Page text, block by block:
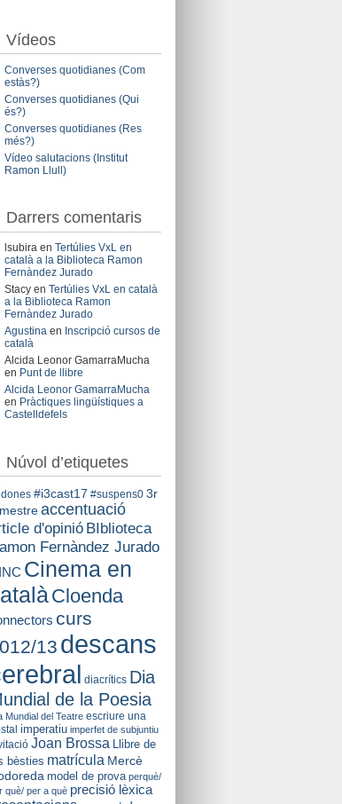
Vídeos
Converses quotidianes (Com
estàs?)
Converses quotidianes (Qui
és?)
Converses quotidianes (Res
més?)
Vídeo salutacions (Institut
Ramon Llull)
Darrers comentaris
lsubiraen Tertúlies VxL en
català a la Biblioteca Ramon
Fernàndez Jurado
Stacyen Tertúlies VxL en català
a la Biblioteca Ramon
Fernàndez Jurado
Agustinaen Inscripció cursos de
català
Alcida Leonor GamarraMucha
en Punt de llibre
Alcida Leonor GamarraMucha
en Pràctiques lingüístiques a
Castelldefels
Núvol d’etiquetes
#i3cast17 #suspens0 3r
accentuació
d'opinió BIblioteca
Fernàndez Jurado
Cinema en
Cloenda
curs
13 descans
diacrítics Dia
de la Poesia
Mundial del Teatre escriure una
imperatiu imperfet de subjuntiu
Joan Brossa
Llibre de
bèsties matrícula Mercè
model de prova perquè/
què/ per a què precisió lèxica